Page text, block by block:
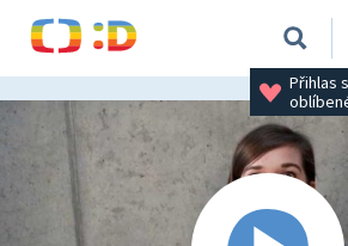
Přihlas